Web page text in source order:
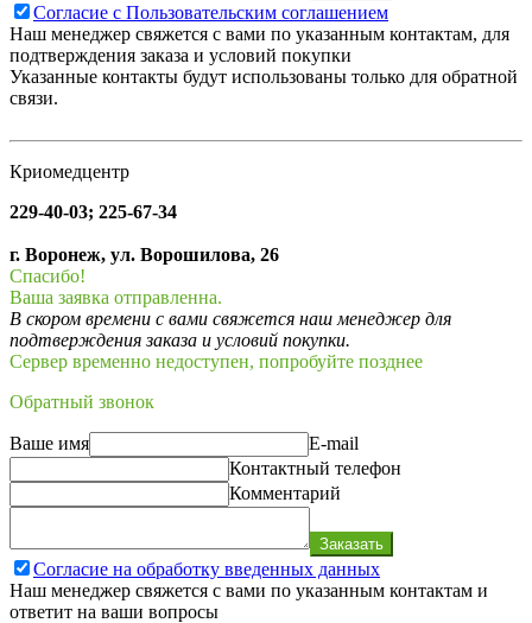
Согласие с Пользовательским соглашением
Наш менеджер свяжется с вами по указанным контактам, для
подтверждения заказа и условий покупки
Указанные контакты будут использованы только для обратной
связи.
Криомедцентр
229-40-03; 225-67-34
г. Воронеж, ул. Ворошилова, 26
Спасибо!
Ваша заявка отправленна.
В скором времени с вами свяжется наш менеджер для
подтверждения заказа и условий покупки.
Сервер временно недоступен, попробуйте позднее
Обратный звонок
Ваше имя
E-mail
Контактный телефон
Комментарий
Заказать
Согласие на обработку введенных данных
Наш менеджер свяжется с вами по указанным контактам и
ответит на ваши вопросы